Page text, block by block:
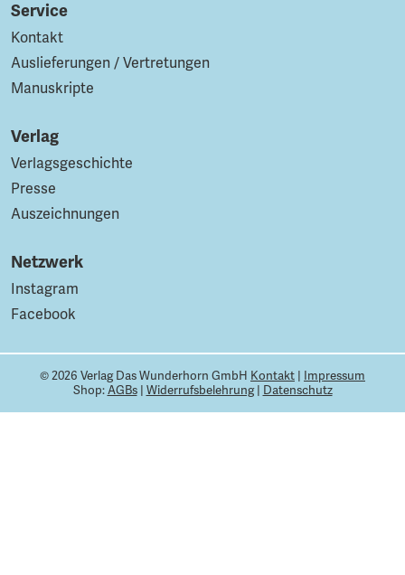
Service
Kontakt
Auslieferungen / Vertretungen
Manuskripte
Verlag
Verlagsgeschichte
Presse
Auszeichnungen
Netzwerk
Instagram
Facebook
© 2026 Verlag Das Wunderhorn GmbH Kontakt | Impressum
Shop:AGBs| Widerrufsbelehrung| Datenschutz